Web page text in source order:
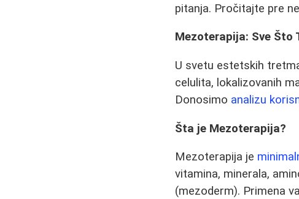
pitanja. Pročitajte pre
Mezoterapija: Sve Što
U svetu estetskih
celulita, lokalizovanih
Donosimo analizu
Šta je Mezoterapija?
Mezoterapija je
vitamina, minerala,
(mezoderm). Primena